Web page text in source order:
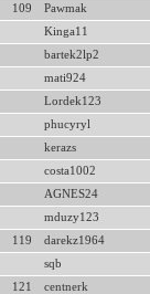
109
Pawmak
Kinga11
bartek2lp2
mati924
Lordek123
phucyryl
kerazs
costa1002
AGNES24
mduzy123
119
darekz1964
sqb
121
centnerk